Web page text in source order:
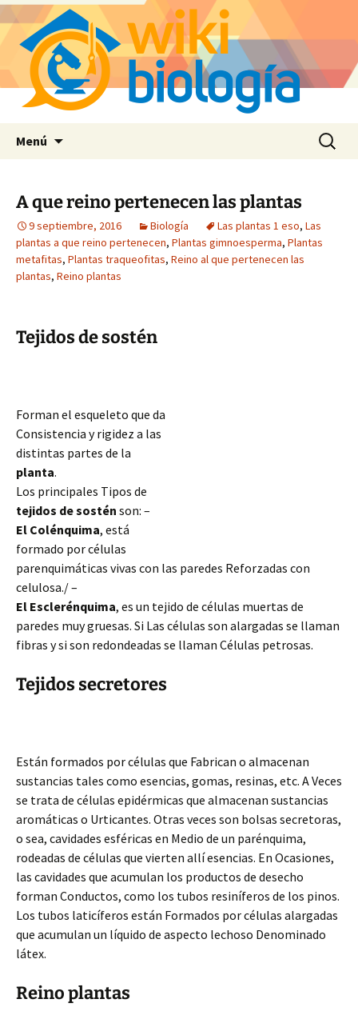
Menú Buscar:
A que reino pertenecen las plantas
9 septiembre, 2016 Biología Las plantas 1 eso, Las
plantas a que reino pertenecen, Plantas gimnoesperma, Plantas
metafitas, Plantas traqueofitas, Reino al que pertenecen las
plantas, Reino plantas
Tejidos de sostén
Forman el esqueleto que da
Consistencia y rigidez a las
distintas partes de la
planta.
Los principales Tipos de
tejidos de sostén son: –
El Colénquima, está
formado por células
parenquimáticas vivas con las paredes Reforzadas con
celulosa./ –
El Esclerénquima, es un tejido de células muertas de
paredes muy gruesas. Si Las células son alargadas se llaman
fibras y si son redondeadas se llaman Células petrosas.
Tejidos secretores
Están formados por células que Fabrican o almacenan
sustancias tales como esencias, gomas, resinas, etc. A Veces
se trata de células epidérmicas que almacenan sustancias
aromáticas o Urticantes. Otras veces son bolsas secretoras,
o sea, cavidades esféricas en Medio de un parénquima,
rodeadas de células que vierten allí esencias. En Ocasiones,
las cavidades que acumulan los productos de desecho
forman Conductos, como los tubos resiníferos de los pinos.
Los tubos laticíferos están Formados por células alargadas
que acumulan un líquido de aspecto lechoso Denominado
látex.
Reino plantas